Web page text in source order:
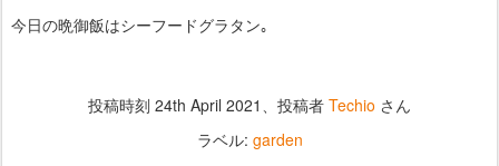
今日の晩御飯はシーフードグラタン｡
投稿時刻 24th April 2021 、投稿者 Techio さん
ラベル: garden